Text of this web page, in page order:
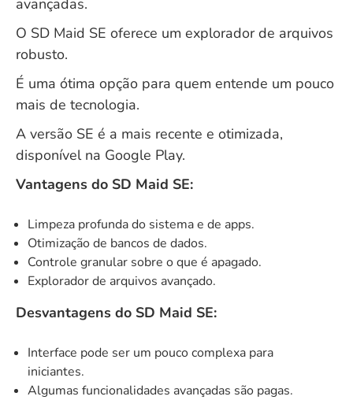
O SD Maid SE oferece um explorador de arquivos
robusto.
É uma ótima opção para quem entende um pouco
mais de tecnologia.
A versão SE é a mais recente e otimizada,
disponível na Google Play.
Vantagens do SD Maid SE:
Limpeza profunda do sistema e de apps.
Otimização de bancos de dados.
Controle granular sobre o que é apagado.
Explorador de arquivos avançado.
Desvantagens do SD Maid SE:
Interface pode ser um pouco complexa para
iniciantes.
Algumas funcionalidades avançadas são pagas.